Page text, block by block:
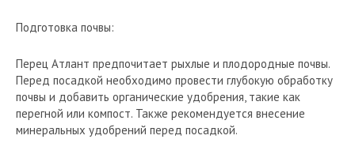
Подготовка почвы:
Перец Атлант предпочитает рыхлые и плодородные почвы.
Перед посадкой необходимо провести глубокую обработку
почвы и добавить органические удобрения, такие как
перегной или компост. Также рекомендуется внесение
минеральных удобрений перед посадкой.